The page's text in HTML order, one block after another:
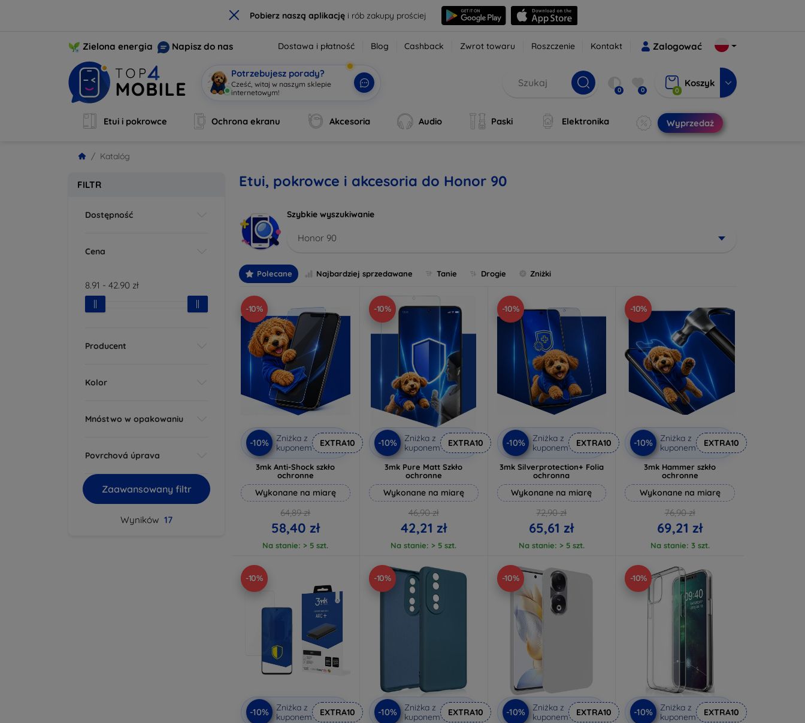
× Pobierz naszą aplikacjęi rób zakupy prościej
Zielona energia Napisz do nas Dostawa i płatność Blog Cashback Zwrot towaru Roszczenie Kontakt Zalogować
Potrzebujesz porady?
Cześć, witaj w naszym sklepie
internetowym!
0 0 0
Koszyk
Etui i pokrowce Ochrona ekranu Akcesoria Audio Paski Elektronika Wyprzedaż
Katalóg
FILTR
Dostępność
Cena
8.91 - 42.90 zł
Producent
Kolor
Mnóstwo w opakowaniu
Povrchová úprava
Zaawansowany filtr
Wyników 17
Etui, pokrowce i akcesoria do Honor 90
Szybkie wyszukiwanie
Honor 90
Polecane Najbardziej sprzedawane Tanie Drogie Zniżki
-10%
-10%
Zniżka z
kuponem
EXTRA10
3mk Anti-Shock szkło
ochronne
Wykonane na miarę
64,89 zł
58,40 zł
Na stanie: > 5 szt.
-10%
-10%
Zniżka z
kuponem
EXTRA10
3mk Pure Matt Szkło
ochronne
Wykonane na miarę
46,90 zł
42,21 zł
Na stanie: > 5 szt.
-10%
-10%
Zniżka z
kuponem
EXTRA10
3mk Silverprotection+ Folia
ochronna
Wykonane na miarę
72,90 zł
65,61 zł
Na stanie: > 5 szt.
-10%
-10%
Zniżka z
kuponem
EXTRA10
3mk Hammer szkło
ochronne
Wykonane na miarę
76,90 zł
69,21 zł
Na stanie: 3 szt.
-10%
-10%
Zniżka z
kuponem
EXTRA10
-10%
-10%
Zniżka z
kuponem
EXTRA10
-10%
-10%
Zniżka z
kuponem
EXTRA10
-10%
-10%
Zniżka z
kuponem
EXTRA10